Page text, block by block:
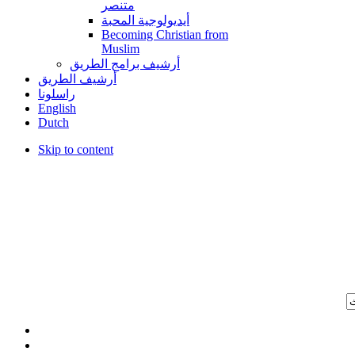
متنصر
أيديولوجية المحبة
Becoming Christian from
Muslim
أرشيف برامج الطريق
أرشيف الطريق
راسلونا
English
Dutch
Skip to content